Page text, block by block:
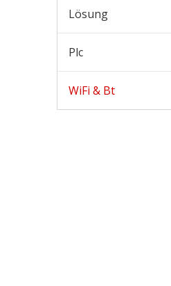
Lösung
Plc
WiFi & Bt